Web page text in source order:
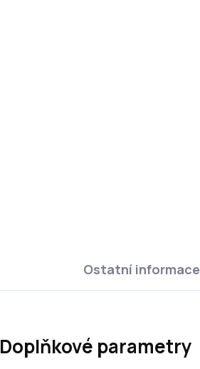
Ostatní informace
Doplňkové parametry